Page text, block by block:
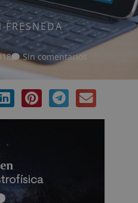
FRESNEDA
Sin comentarios